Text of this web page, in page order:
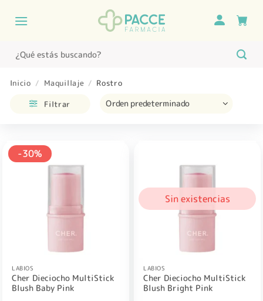
Buscar
por:
Inicio / Maquillaje / Rostro
Filtrar
-30%
LABIOS
Cher Dieciocho MultiStick
Blush Baby Pink
Sin existencias
LABIOS
Cher Dieciocho MultiStick
Blush Bright Pink